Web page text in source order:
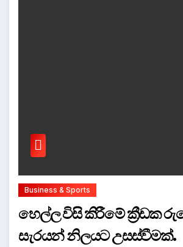
Business & Sports
හෙල්ල විසි කිරීමේ ක්‍රීඩක
සැරයන් නිලයට උසස්වීමක්.